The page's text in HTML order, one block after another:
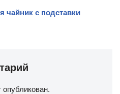
чайник с подставки